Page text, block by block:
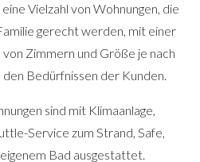
Vielzahl von Wohnungen, die
gerecht werden, mit einer
Zimmern und Größe je nach
Bedürfnissen der Kunden.
sind mit Klimaanlage,
Service zum Strand, Safe,
Bad ausgestattet.